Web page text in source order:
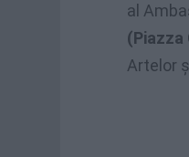
al
(Piazza
Artelor